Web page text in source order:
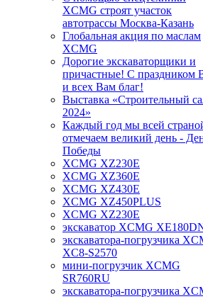
XCMG строят участок
автотрассы Москва-Казань
Глобальная акция по маслам
XCMG
Дорогие экскаваторщики и
причастные! С праздником
и всех Вам благ!
Выставка «Строительный
2024»
Каждый год мы всей
отмечаем великий день -
Победы
XCMG XZ230E
XCMG XZ360E
XCMG XZ430E
XCMG XZ450PLUS
XCMG XZ230E
экскаватор XCMG
экскаватора-погрузчика
XC8-S2570
мини-погрузчик XCMG
SR760RU
экскаватора-погрузчика